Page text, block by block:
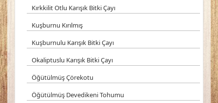
Kırkkilit Otlu Karışık Bitki Çayı
Kuşburnu Kırılmış
Kuşburnulu Karışık Bitki Çayı
Okaliptuslu Karışık Bitki Çayı
Öğütülmüş Çörekotu
Öğütülmüş Devedikeni Tohumu